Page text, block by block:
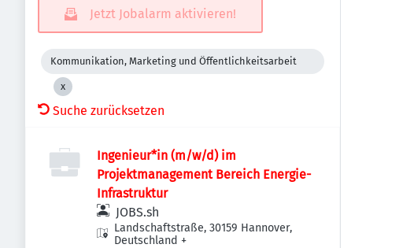
Jetzt Jobalarm aktivieren!
Kommunikation, Marketing und Öffentlichkeitsarbeit
Suche zurücksetzen
Ingenieur*in (m/w/d) im
Projektmanagement Bereich Energie-
Infrastruktur
JOBS.sh
Landschaftstraße, 30159 Hannover,
Deutschland +